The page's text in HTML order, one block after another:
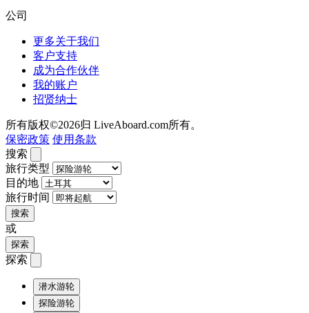
公司
更多关于我们
客户支持
成为合作伙伴
我的账户
招贤纳士
所有版权©2026归 LiveAboard.com所有。
保密政策 使用条款
搜索
旅行类型
目的地
旅行时间
搜索
或
探索
探索
潜水游轮
探险游轮